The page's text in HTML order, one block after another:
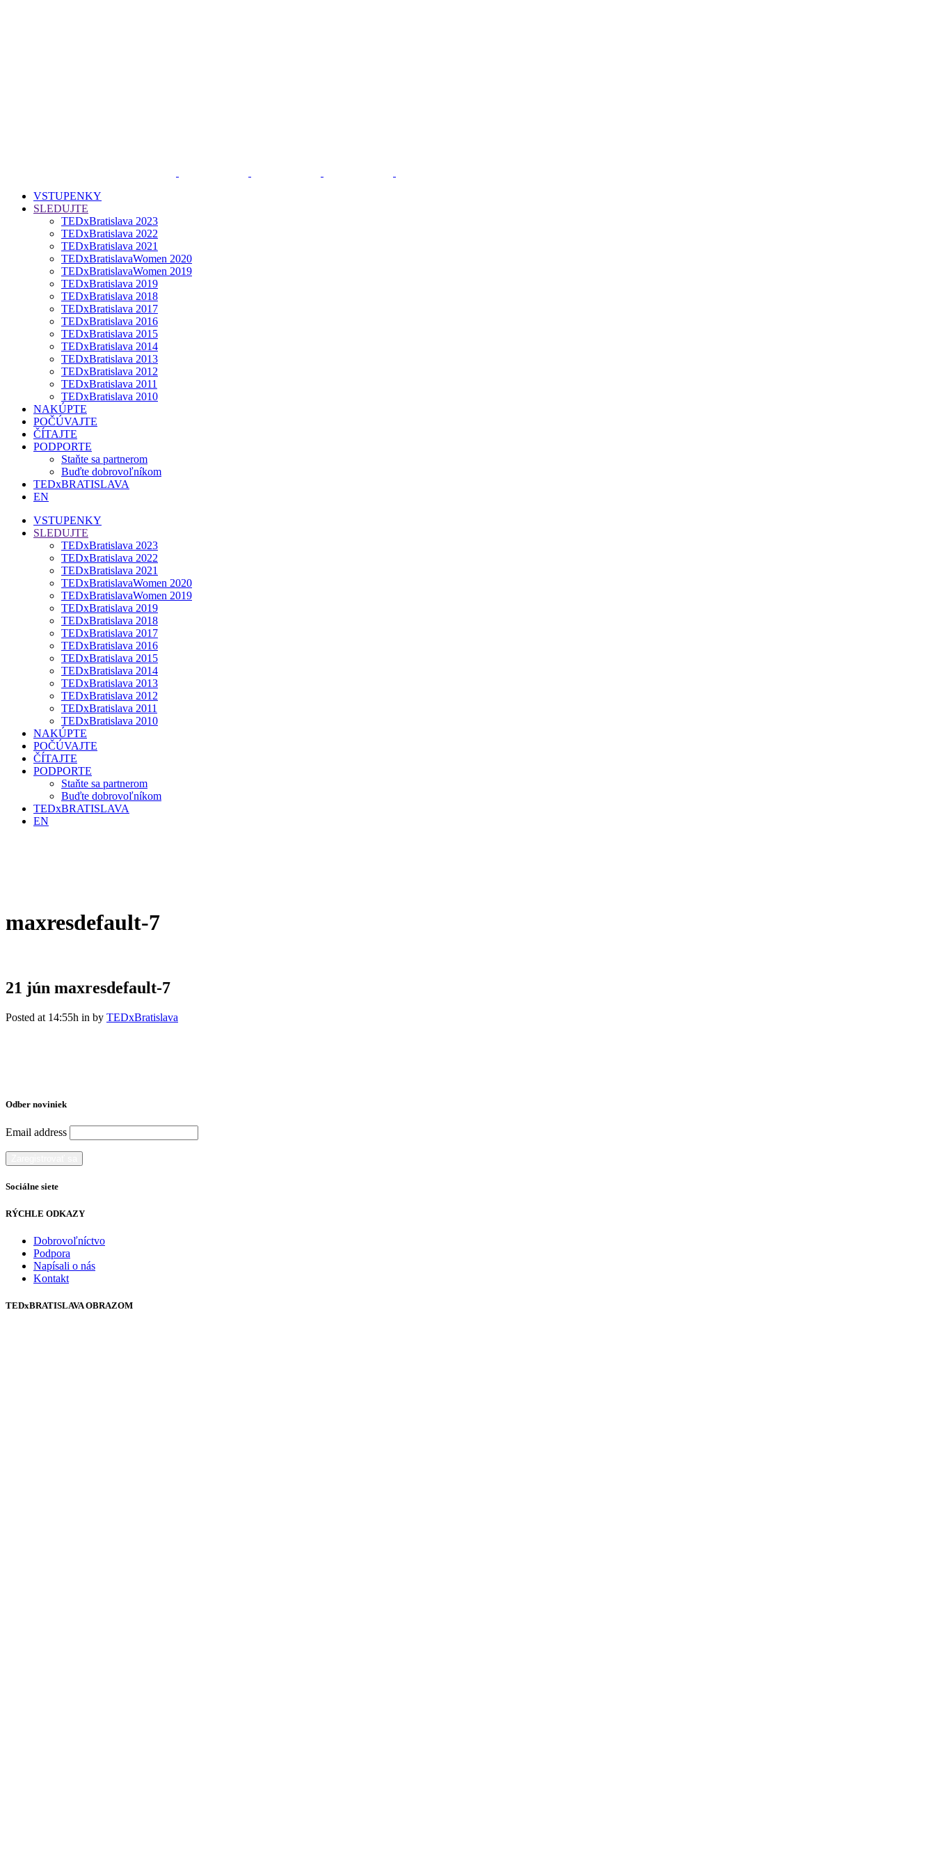
VSTUPENKY
SLEDUJTE
TEDxBratislava 2023
TEDxBratislava 2022
TEDxBratislava 2021
TEDxBratislavaWomen 2020
TEDxBratislavaWomen 2019
TEDxBratislava 2019
TEDxBratislava 2018
TEDxBratislava 2017
TEDxBratislava 2016
TEDxBratislava 2015
TEDxBratislava 2014
TEDxBratislava 2013
TEDxBratislava 2012
TEDxBratislava 2011
TEDxBratislava 2010
NAKÚPTE
POČÚVAJTE
ČÍTAJTE
PODPORTE
Staňte sa partnerom
Buďte dobrovoľníkom
TEDxBRATISLAVA
EN
VSTUPENKY
SLEDUJTE
TEDxBratislava 2023
TEDxBratislava 2022
TEDxBratislava 2021
TEDxBratislavaWomen 2020
TEDxBratislavaWomen 2019
TEDxBratislava 2019
TEDxBratislava 2018
TEDxBratislava 2017
TEDxBratislava 2016
TEDxBratislava 2015
TEDxBratislava 2014
TEDxBratislava 2013
TEDxBratislava 2012
TEDxBratislava 2011
TEDxBratislava 2010
NAKÚPTE
POČÚVAJTE
ČÍTAJTE
PODPORTE
Staňte sa partnerom
Buďte dobrovoľníkom
TEDxBRATISLAVA
EN
maxresdefault-7
21 jún maxresdefault-7
Posted at 14:55h in by TEDxBratislava
Odber noviniek
Email address
Sociálne siete
RÝCHLE ODKAZY
Dobrovoľníctvo
Podpora
Napísali o nás
Kontakt
TEDxBRATISLAVA OBRAZOM